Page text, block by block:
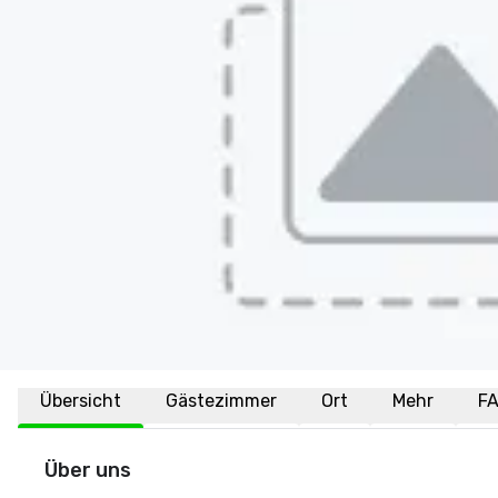
Übersicht Gästezimmer Ort Mehr
Über uns